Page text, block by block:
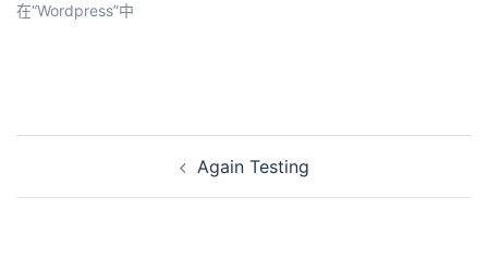
在“Wordpress”中
Again Testing